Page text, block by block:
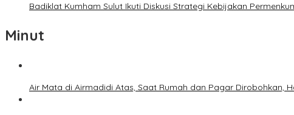
Badiklat Kumham Sulut Ikuti Diskusi Strategi Kebijakan
Minut
Air Mata di Airmadidi Atas, Saat Rumah dan Pagar Dirobohkan,